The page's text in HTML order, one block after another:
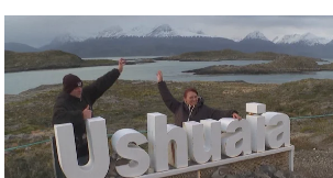
Ushuaia confía en el turismo pese
investigado en